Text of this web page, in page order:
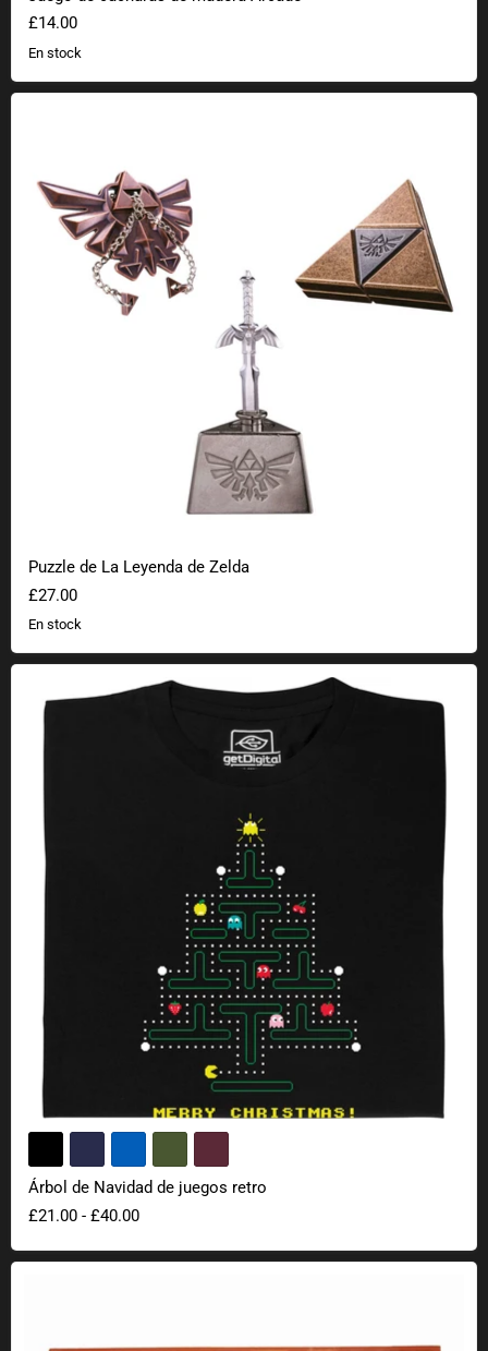
£14.00
En stock
Puzzle de La Leyenda de Zelda
£27.00
En stock
Árbol de Navidad de juegos retro
Árbol de Navidad de juegos retro
£21.00 - £40.00